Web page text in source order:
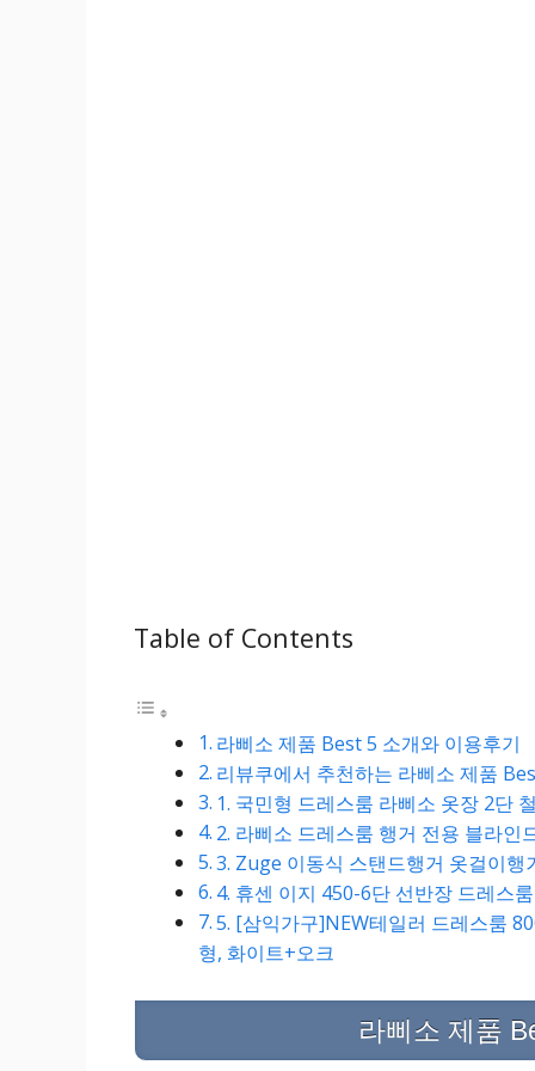
Table of Contents
라삐소 제품 Best 5 소개와 이용후기
리뷰쿠에서 추천하는 라삐소 제품
1. 국민형 드레스룸 라삐소 옷장 2단
2. 라삐소 드레스룸 행거 전용 블라인
3. Zuge 이동식 스탠드행거 옷걸이행
4. 휴센 이지 450-6단 선반장 드레스
5. [삼익가구]NEW테일러 드레스룸
형, 화이트+오크
라삐소 제품